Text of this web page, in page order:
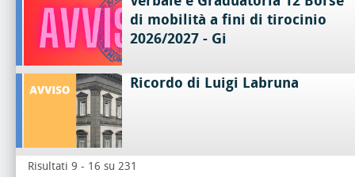
di mobilità a fini di tirocinio
2026/2027 - Gi
Ricordo di Luigi Labruna
Risultati 9 - 16 su 231